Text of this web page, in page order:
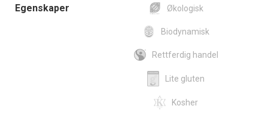
Egenskaper Økologisk
Biodynamisk
Rettferdig handel
Lite gluten
Kosher